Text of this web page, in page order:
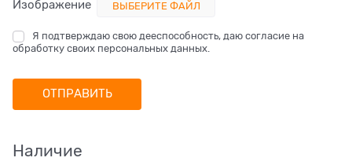
Изображение ВЫБЕРИТЕ ФАЙЛ
Я подтверждаю свою дееспособность, даю согласие на
обработку своих персональных данных.
Наличие